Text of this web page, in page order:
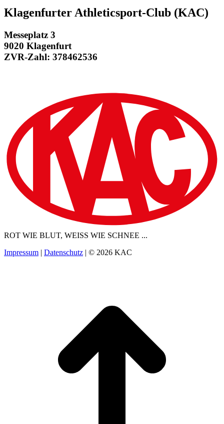
Klagenfurter Athleticsport-Club (KAC)
Messeplatz 3
9020 Klagenfurt
ZVR-Zahl: 378462536
ROT WIE BLUT, WEISS WIE SCHNEE ...
Impressum | Datenschutz | © 2026 KAC